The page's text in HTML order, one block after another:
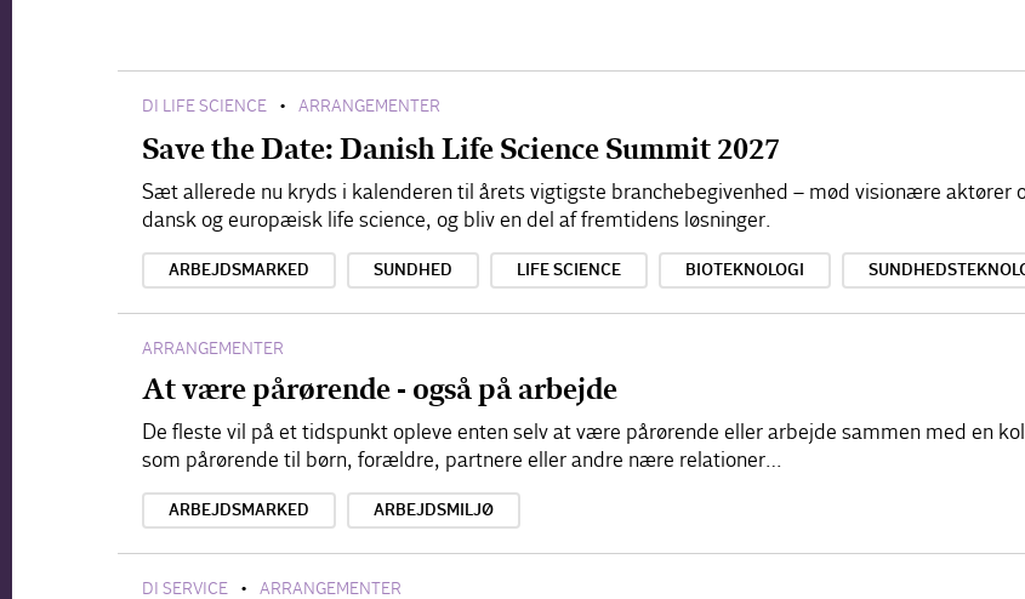
DI LIFE SCIENCE • ARRANGEMENTER
Save the Date: Danish Life Science Summit 2027
Sæt allerede nu kryds i kalenderen til årets vigtigste branchebegivenhed – mød visionære aktører
dansk og europæisk life science, og bliv en del af fremtidens løsninger.
ARBEJDSMARKED SUNDHED LIFE SCIENCE BIOTEKNOLOGI
ARRANGEMENTER
At være pårørende - også på arbejde
De fleste vil på et tidspunkt opleve enten selv at være pårørende eller arbejde sammen med en
som pårørende til børn, forældre, partnere eller andre nære relationer…
ARBEJDSMARKED ARBEJDSMILJØ
DI SERVICE • ARRANGEMENTER